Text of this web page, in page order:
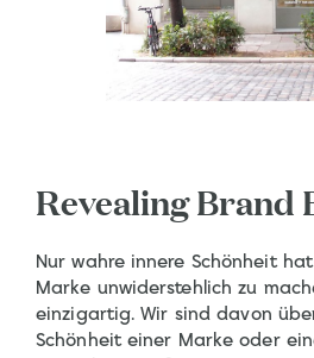
Revealing Brand
Nur wahre innere Schönheit
Marke unwiderstehlich zu
einzigartig. Wir sind davon
Schönheit einer Marke oder